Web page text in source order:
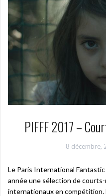
PIFFF 2017 –
8 décembre,
Le Paris International
année une sélection de
internationaux en compétition.